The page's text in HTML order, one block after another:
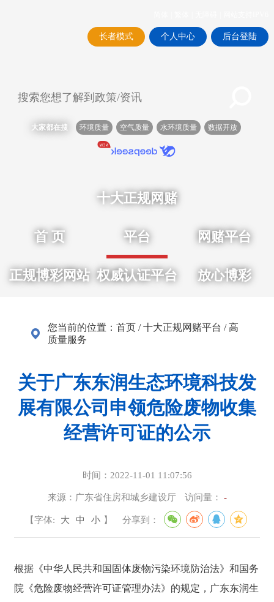
长者模式 个人中心 后台登陆
大家都在搜 环境质量 空气质量 水环境质量 数据开放
首 页
十大正规网赌
平台 网赌平台
正规博彩网站 权威认证平台 放心博彩
您当前的位置：首页 /十大正规网赌平台 /高
质量服务
关于广东东润生态环境科技发
展有限公司申领危险废物收集
经营许可证的公示
时间： 2022-11-01 11:07:56
来源： 广东省住房和城乡建设厅 访问量： -
【字体: 大 中 小 】 分享到：
根据《中华人民共和国固体废物污染环境防治法》和国务
院《危险废物经营许可证管理办法》的规定，广东东润生